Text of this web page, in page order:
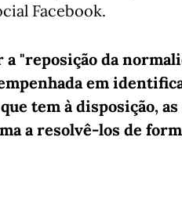
Facebook.
a "reposição da
em
tem à disposição,
a resolvê-los de